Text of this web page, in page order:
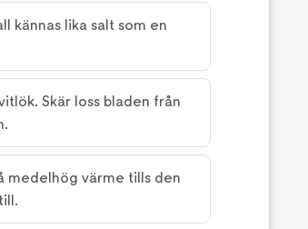
kännas lika salt som en
Skär loss bladen från
medelhög värme tills den